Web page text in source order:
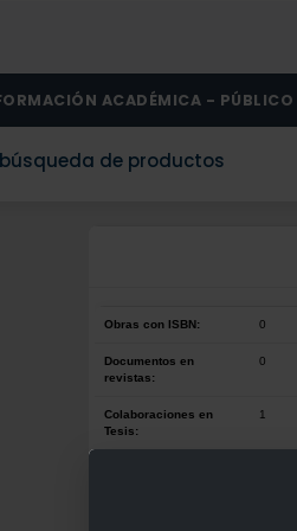
ACADÉMICA - PÚBLICO
de productos
Obras con ISBN: 0
Documentos en
revistas:
0
Colaboraciones en
Tesis:
1